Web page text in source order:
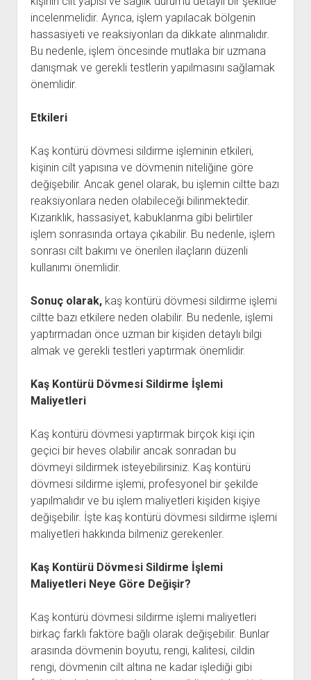
incelenmelidir. Ayrıca, işlem yapılacak bölgenin
hassasiyeti ve reaksiyonları da dikkate alınmalıdır.
Bu nedenle, işlem öncesinde mutlaka bir uzmana
danışmak ve gerekli testlerin yapılmasını sağlamak
önemlidir.
Etkileri
Kaş kontürü dövmesi sildirme işleminin etkileri,
kişinin cilt yapısına ve dövmenin niteliğine göre
değişebilir. Ancak genel olarak, bu işlemin ciltte bazı
reaksiyonlara neden olabileceği bilinmektedir.
Kızarıklık, hassasiyet, kabuklanma gibi belirtiler
işlem sonrasında ortaya çıkabilir. Bu nedenle, işlem
sonrası cilt bakımı ve önerilen ilaçların düzenli
kullanımı önemlidir.
Sonuç olarak,kaş kontürü dövmesi sildirme işlemi
ciltte bazı etkilere neden olabilir. Bu nedenle, işlemi
yaptırmadan önce uzman bir kişiden detaylı bilgi
almak ve gerekli testleri yaptırmak önemlidir.
Kaş Kontürü Dövmesi Sildirme İşlemi
Maliyetleri
Kaş kontürü dövmesi yaptırmak birçok kişi için
geçici bir heves olabilir ancak sonradan bu
dövmeyi sildirmek isteyebilirsiniz. Kaş kontürü
dövmesi sildirme işlemi, profesyonel bir şekilde
yapılmalıdır ve bu işlem maliyetleri kişiden kişiye
değişebilir. İşte kaş kontürü dövmesi sildirme işlemi
maliyetleri hakkında bilmeniz gerekenler.
Kaş Kontürü Dövmesi Sildirme İşlemi
Maliyetleri Neye Göre Değişir?
Kaş kontürü dövmesi sildirme işlemi maliyetleri
birkaç farklı faktöre bağlı olarak değişebilir. Bunlar
arasında dövmenin boyutu, rengi, kalitesi, cildin
rengi, dövmenin cilt altına ne kadar işlediği gibi